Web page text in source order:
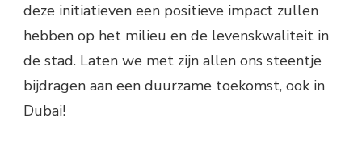
deze initiatieven een positieve impact zullen
hebben op het milieu en de levenskwaliteit in
de stad. Laten we met zijn allen ons steentje
bijdragen aan een duurzame toekomst, ook in
Dubai!